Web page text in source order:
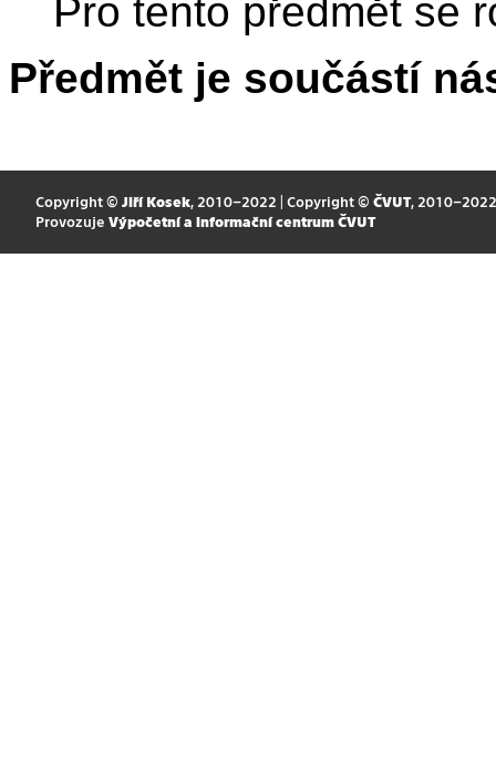
Pro tento předmět se
Předmět je součástí
Copyright © Jiří Kosek, 2010–2022 | Copyright © ČVUT, 2010–2022
Provozuje Výpočetní a informační centrum ČVUT